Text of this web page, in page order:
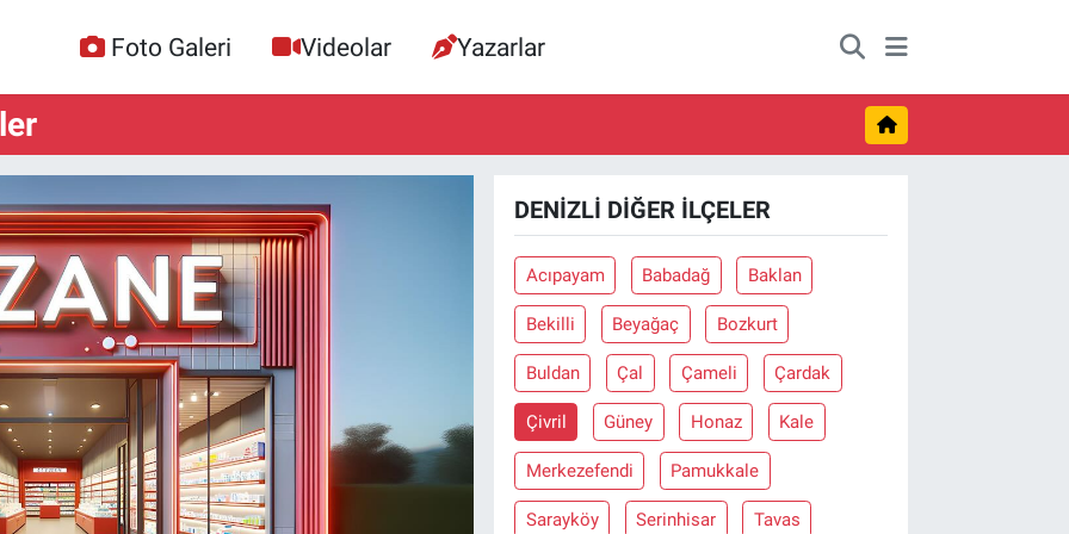
Foto Galeri Videolar Yazarlar
DENIZLI DIĞER İLÇELER
Acıpayam Babadağ Baklan
Bekilli Beyağaç Bozkurt
Buldan Çal Çameli Çardak
Çivril Güney Honaz Kale
Merkezefendi Pamukkale
Sarayköy Serinhisar Tavas